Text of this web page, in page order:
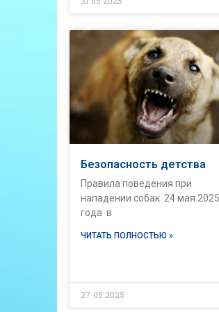
Безопасность детства
Правила поведения при
нападении собак 24 мая 2025
года в
ЧИТАТЬ ПОЛНОСТЬЮ »
27.05.2025